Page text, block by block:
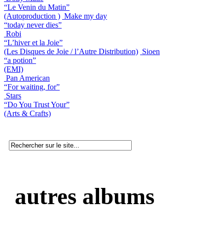
“Le Venin du Matin”
(Autoproduction ) Make my day
“today never dies”
Robi
“L’hiver et la Joie”
(Les Disques de Joie / l’Autre Distribution) Sioen
“a potion”
(EMI)
Pan American
“For waiting, for”
Stars
“Do You Trust Your”
(Arts & Crafts)
autres albums